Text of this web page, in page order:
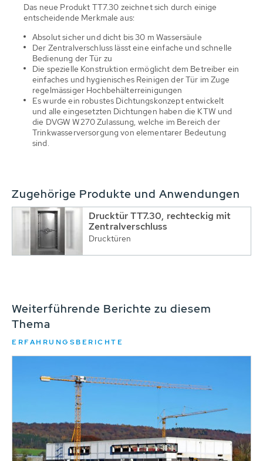
Das neue Produkt TT7.30 zeichnet sich durch einige
entscheidende Merkmale aus:
Absolut sicher und dicht bis 30 m Wassersäule
Der Zentralverschluss lässt eine einfache und schnelle
Bedienung der Tür zu
Die spezielle Konstruktion ermöglicht dem Betreiber ein
einfaches und hygienisches Reinigen der Tür im Zuge
regelmässiger Hochbehälterreinigungen
Es wurde ein robustes Dichtungskonzept entwickelt
und alle eingesetzten Dichtungen haben die KTW und
die DVGW W270 Zulassung, welche im Bereich der
Trinkwasserversorgung von elementarer Bedeutung
sind.
Zugehörige Produkte und Anwendungen
Drucktür TT7.30, rechteckig mit
Zentralverschluss
Drucktüren
Weiterführende Berichte zu diesem
Thema
ERFAHRUNGSBERICHTE